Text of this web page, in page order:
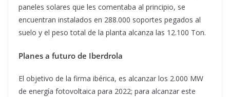
paneles solares que les comentaba al principio, se
encuentran instalados en 288.000 soportes pegados al
suelo y el peso total de la planta alcanza las 12.100 Ton.
Planes a futuro de Iberdrola
El objetivo de la firma ibérica, es alcanzar los 2.000 MW
de energía fotovoltaica para 2022; para alcanzar este